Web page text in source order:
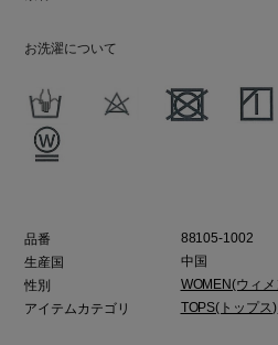
お洗濯について
品番
88105-1002
生産国
中国
性別
WOMEN(ウィ
アイテムカテゴリ
TOPS(トップス)